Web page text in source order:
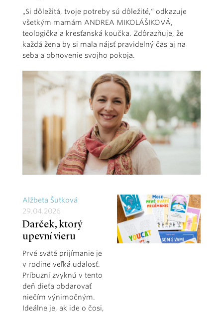
„Si dôležitá, tvoje potreby sú dôležité,“ odkazuje
všetkým mamám ANDREA MIKOLÁŠIKOVÁ,
teologička a kresťanská koučka. Zdôrazňuje, že
každá žena by si mala nájsť pravidelný čas aj na
seba a obnovenie svojho pokoja.
Alžbeta Šutková
29.04.2026
Darček, ktorý
upevní vieru
Prvé sväté prijímanie je
v rodine veľká udalosť.
Príbuzní zvyknú v tento
deň dieťa obdarovať
niečím výnimočným.
Ideálne je, ak ide o čosi,